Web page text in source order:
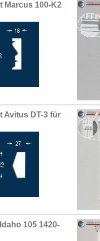
Marcus 100-K2
Avitus DT-3 für
105 1420-